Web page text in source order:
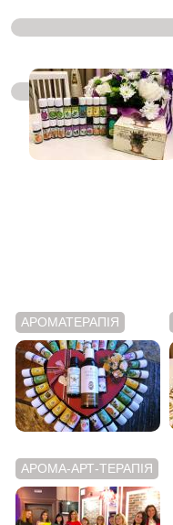
АРОМАТЕРАПІЯ
АРОМА-АРТ-ТЕРАПІЯ